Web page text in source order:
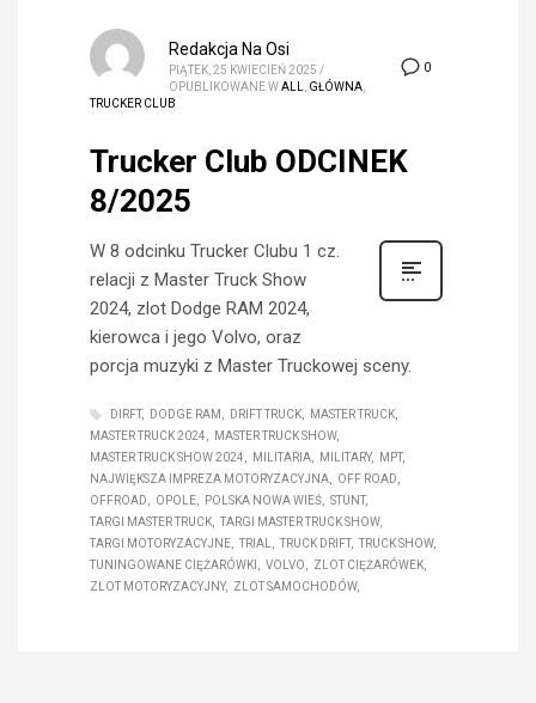
0
Redakcja Na Osi
PIĄTEK, 25 KWIECIEŃ 2025 /
OPUBLIKOWANE WALL GŁÓWNA
TRUCKER CLUB
Trucker Club ODCINEK
8/2025
W 8 odcinku Trucker Clubu 1 cz.
relacji z Master Truck Show
2024, zlot Dodge RAM 2024,
kierowca i jego Volvo, oraz
porcja muzyki z Master Truckowej sceny.
DIRFT DODGE RAM DRIFT TRUCK
MASTER TRUCK
MASTER TRUCK 2024
MASTER TRUCK SHOW
MASTER TRUCK SHOW 2024
MILITARIA MILITARY
MPT
NAJWIĘKSZA IMPREZA MOTORYZACYJNA
OFF ROAD
OFFROAD
OPOLE POLSKA NOWA WIEŚ
STUNT
TARGI MASTER TRUCK
TARGI MASTER TRUCK SHOW
TARGI MOTORYZACYJNE
TRIAL TRUCK DRIFT
TRUCK SHOW
TUNINGOWANE CIĘŻARÓWKI
VOLVO
ZLOT CIĘŻARÓWEK
ZLOT MOTORYZACYJNY
ZLOT SAMOCHODÓW